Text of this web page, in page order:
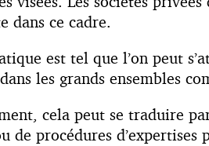
dans ce cadre.
est tel que l’on peut
les grands ensembles
cela peut se traduire
de procédures d’expertises